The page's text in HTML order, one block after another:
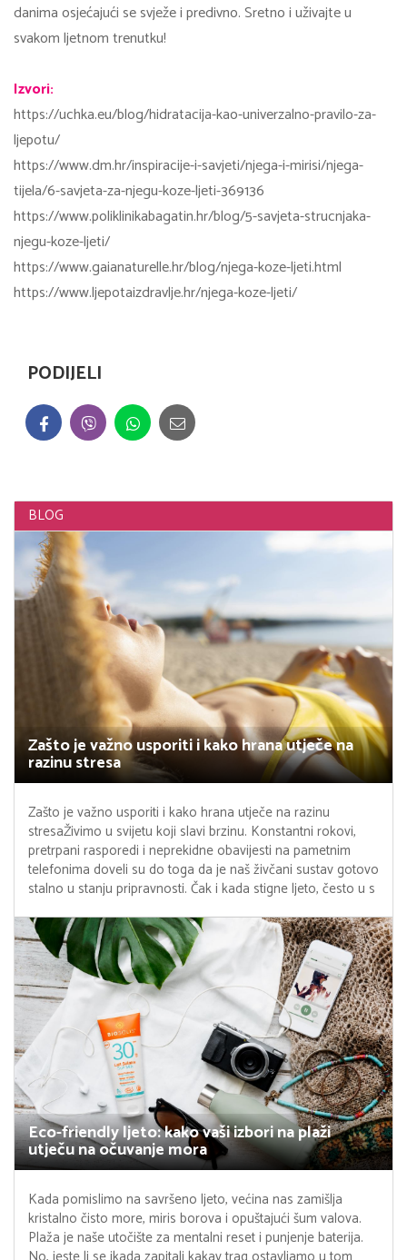
danima osjećajući se svježe i predivno. Sretno i uživajte u
svakom ljetnom trenutku!
Izvori:
https://uchka.eu/blog/hidratacija-kao-univerzalno-pravilo-za-
ljepotu/
https://www.dm.hr/inspiracije-i-savjeti/njega-i-mirisi/njega-
tijela/6-savjeta-za-njegu-koze-ljeti-369136
https://www.poliklinikabagatin.hr/blog/5-savjeta-strucnjaka-
njegu-koze-ljeti/
https://www.gaianaturelle.hr/blog/njega-koze-ljeti.html
https://www.ljepotaizdravlje.hr/njega-koze-ljeti/
PODIJELI
BLOG
Zašto je važno usporiti i kako hrana utječe na
razinu stresa
Zašto je važno usporiti i kako hrana utječe na razinu
stresaŽivimo u svijetu koji slavi brzinu. Konstantni rokovi,
pretrpani rasporedi i neprekidne obavijesti na pametnim
telefonima doveli su do toga da je naš živčani sustav gotovo
stalno u stanju pripravnosti. Čak i kada stigne ljeto, često u s
Eco-friendly ljeto: kako vaši izbori na plaži
utječu na očuvanje mora
Kada pomislimo na savršeno ljeto, većina nas zamišlja
kristalno čisto more, miris borova i opuštajući šum valova.
Plaža je naše utočište za mentalni reset i punjenje baterija.